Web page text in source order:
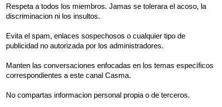
Respeta a todos los miembros. Jamas se tolerara el acoso, la
discriminacion ni los insultos.
Evita el spam, enlaces sospechosos o cualquier tipo de
publicidad no autorizada por los administradores.
Manten las conversaciones enfocadas en los temas específicos
correspondientes a este canal Casma.
No compartas informacion personal propia o de terceros.